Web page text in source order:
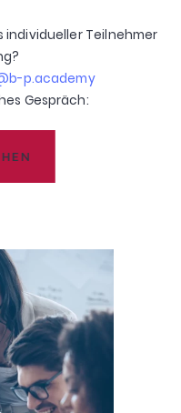
individueller Teilnehmer
p.academy
Gespräch: